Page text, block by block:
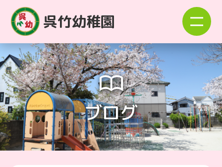
呉竹幼稚園
ブログ